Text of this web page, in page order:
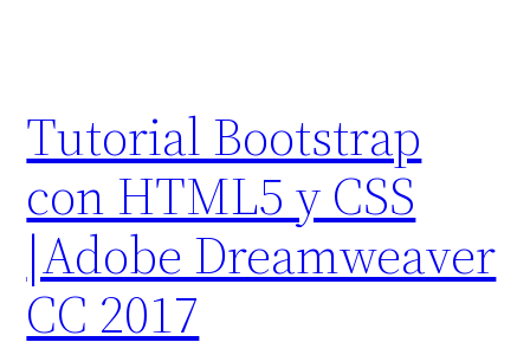
Tutorial Bootstrap
con HTML5 y CSS
|Adobe Dreamweaver
CC 2017